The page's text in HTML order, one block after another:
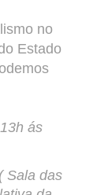
no
Estado
ás
Sala das